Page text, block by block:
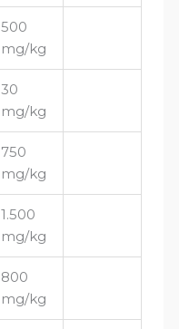
500
mg/kg
30
mg/kg
750
mg/kg
1.500
mg/kg
800
mg/kg